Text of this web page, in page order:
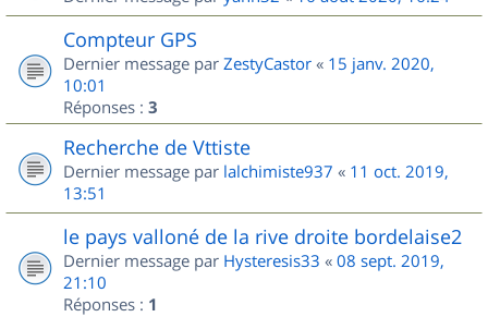
Compteur GPS
Dernier message par ZestyCastor « 15 janv. 2020,
10:01
Réponses : 3
Recherche de Vttiste
Dernier message par lalchimiste937 « 11 oct. 2019,
13:51
le pays valloné de la rive droite bordelaise2
Dernier message par Hysteresis33 « 08 sept. 2019,
21:10
Réponses : 1